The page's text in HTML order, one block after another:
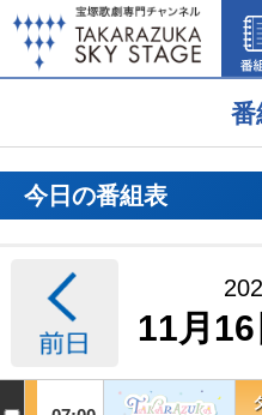
番
今日の番組表
11月16